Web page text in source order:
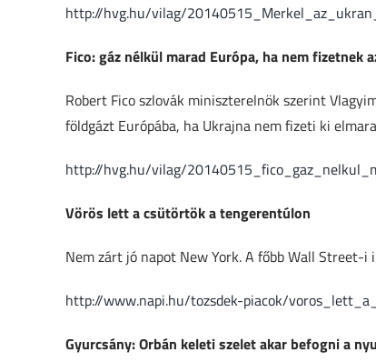
http://hvg.hu/vilag/
Fico: gáz nélkül marad Európa, ha nem fizetnek
Robert Fico szlovák miniszterelnök szerint
földgázt Európába, ha Ukrajna nem fizeti ki
http://hvg.hu/vilag/
Vörös lett a csütörtök a tengerentúlon
Nem zárt jó napot New York. A főbb Wall Street-
http://www.napi.hu/tozsdek-piacok/
Gyurcsány: Orbán keleti szelet akar befogni a